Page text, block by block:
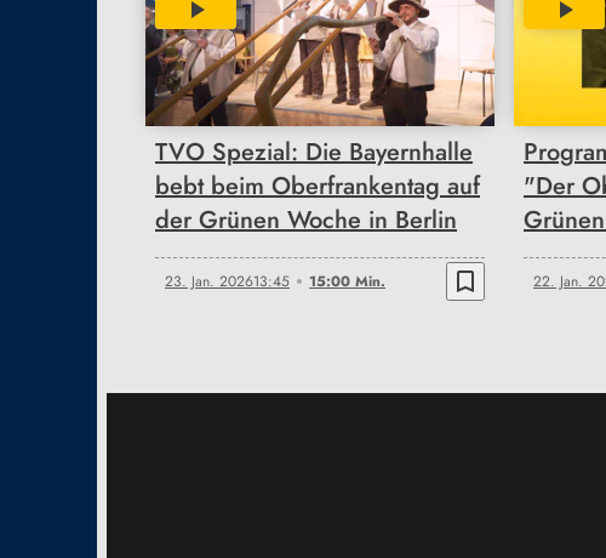
15:00
TVO Spezial: Die Bayernhalle
bebt beim Oberfrankentag auf
der Grünen Woche in Berlin
23. Jan. 202613:45 15:00 Min. bookmark_border
"Der
22. Jan.